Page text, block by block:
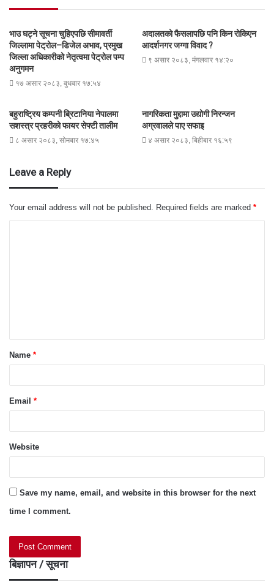
भाउ घट्ने सूचना चुहिएपछि सीमावर्ती
जिल्लामा पेट्रोल–डिजेल अभाव, प्रमुख
जिल्ला अधिकारीको नेतृत्वमा पेट्रोल पम्प
अनुगमन
१७ असार २०८३, बुधबार १७:५४
अदालतको फैसलापछि पनि किन रोकिएन
आदर्शनगर जग्गा विवाद ?
९ असार २०८३, मंगलवार १४:२०
बहुराष्ट्रिय कम्पनी ब्रिटानिया नेपालमा
सशस्त्र प्रहरीको फायर सेफ्टी तालीम
८ असार २०८३, सोमबार १७:४५
नागरिकता मुद्दामा उद्योगी निरन्जन
अग्रवालले पाए सफाइ
४ असार २०८३, बिहीबार १६:५९
Leave a Reply
Your email address will not be published. Required fields are marked *
t
*
Name *
Email *
Website
Save my name, email, and website in this browser for the next
time I comment.
बिज्ञापन / सूचना